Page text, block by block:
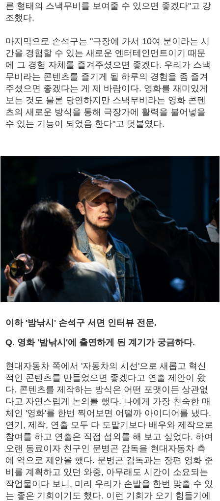
른 형태의 스낵무비를 보여줄 수 있으면 좋겠다"고 강
조했다.
마지막으로 손석구는 "극장에 가서 10여 분이라는 시
간을 경험할 수 있는 새로운 엔터테인먼트이기 때문
에 그 경험 자체를 즐겨주셨으면 좋겠다. 우리가 스낵
무비라는 콘텐츠를 즐기게 될 하루의 경험을 좀 즐겨
주셨으면 좋겠다는 게 제 바람이다. 영화를 재미있게
보는 것도 물론 당연하지만 스낵무비라는 영화 콘텐
츠의 새로운 방식을 통해 극장가에 활력을 불어넣을
수 있는 기능이 되었음 한다"고 덧붙였다.
이하 '밤낚시' 손석구 서면 인터뷰 전문.
Q. 영화 '밤낚시'에 출연하게 된 계기가 궁금하다.
현대자동차 쪽에서 '자동차의 시선'으로 새롭고 혁신
적인 콘텐츠를 만들었으면 좋겠다고 연출 제안이 왔
다. 콘텐츠를 제작하는 방식은 어떤 포맷이든 상관없
다고 자연스럽게 논의를 했다. 나에게 가장 친숙한 매
체인 '영화'를 한번 찍어보면 어떨까 아이디어를 냈다.
연기, 제작, 연출 모두 다 도맡기보다 배우와 제작으로
참여를 하고 연출은 직접 섭외를 해 보고 싶었다. 하여
오랜 동료이자 친구인 문병곤 감독을 현대자동차 측
에 역으로 제안을 했다. 문병곤 감독과는 장편 영화 준
비를 계획하고 있던 와중, 아무래도 시간이 소요되는
작업물이다 보니, 미리 우리가 손발을 한번 맞출 수 있
는 좋은 기회이기도 했다. 이런 기회가 오기 힘들기에